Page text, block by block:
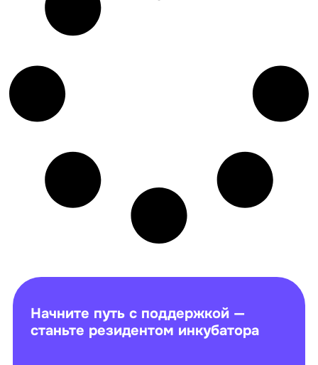
Начните путь с поддержкой —
станьте резидентом инкубатора